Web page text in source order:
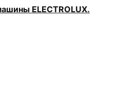
ELECTROLUX.